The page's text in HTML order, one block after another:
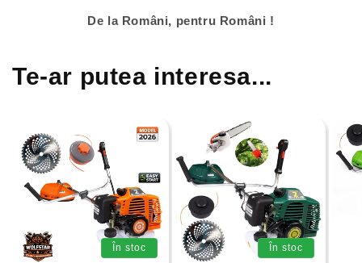
De la Români, pentru Români !
Te-ar putea interesa...
În stoc În stoc